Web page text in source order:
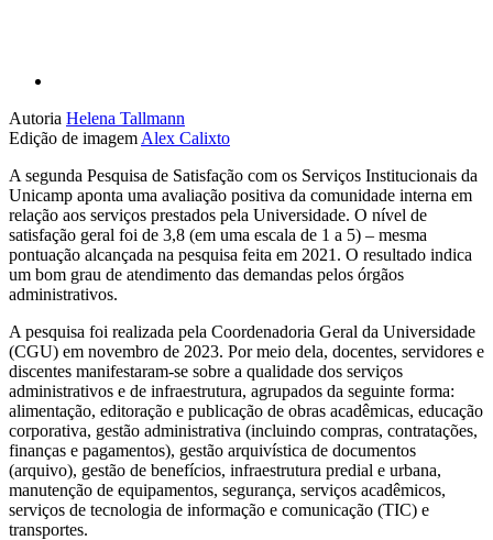
Autoria Helena Tallmann
Edição de imagem Alex Calixto
A segunda Pesquisa de Satisfação com os Serviços Institucionais da
Unicamp aponta uma avaliação positiva da comunidade interna em
relação aos serviços prestados pela Universidade. O nível de
satisfação geral foi de 3,8 (em uma escala de 1 a 5) – mesma
pontuação alcançada na pesquisa feita em 2021. O resultado indica
um bom grau de atendimento das demandas pelos órgãos
administrativos.
A pesquisa foi realizada pela Coordenadoria Geral da Universidade
(CGU) em novembro de 2023. Por meio dela, docentes, servidores e
discentes manifestaram-se sobre a qualidade dos serviços
administrativos e de infraestrutura, agrupados da seguinte forma:
alimentação, editoração e publicação de obras acadêmicas, educação
corporativa, gestão administrativa (incluindo compras, contratações,
finanças e pagamentos), gestão arquivística de documentos
(arquivo), gestão de benefícios, infraestrutura predial e urbana,
manutenção de equipamentos, segurança, serviços acadêmicos,
serviços de tecnologia de informação e comunicação (TIC) e
transportes.